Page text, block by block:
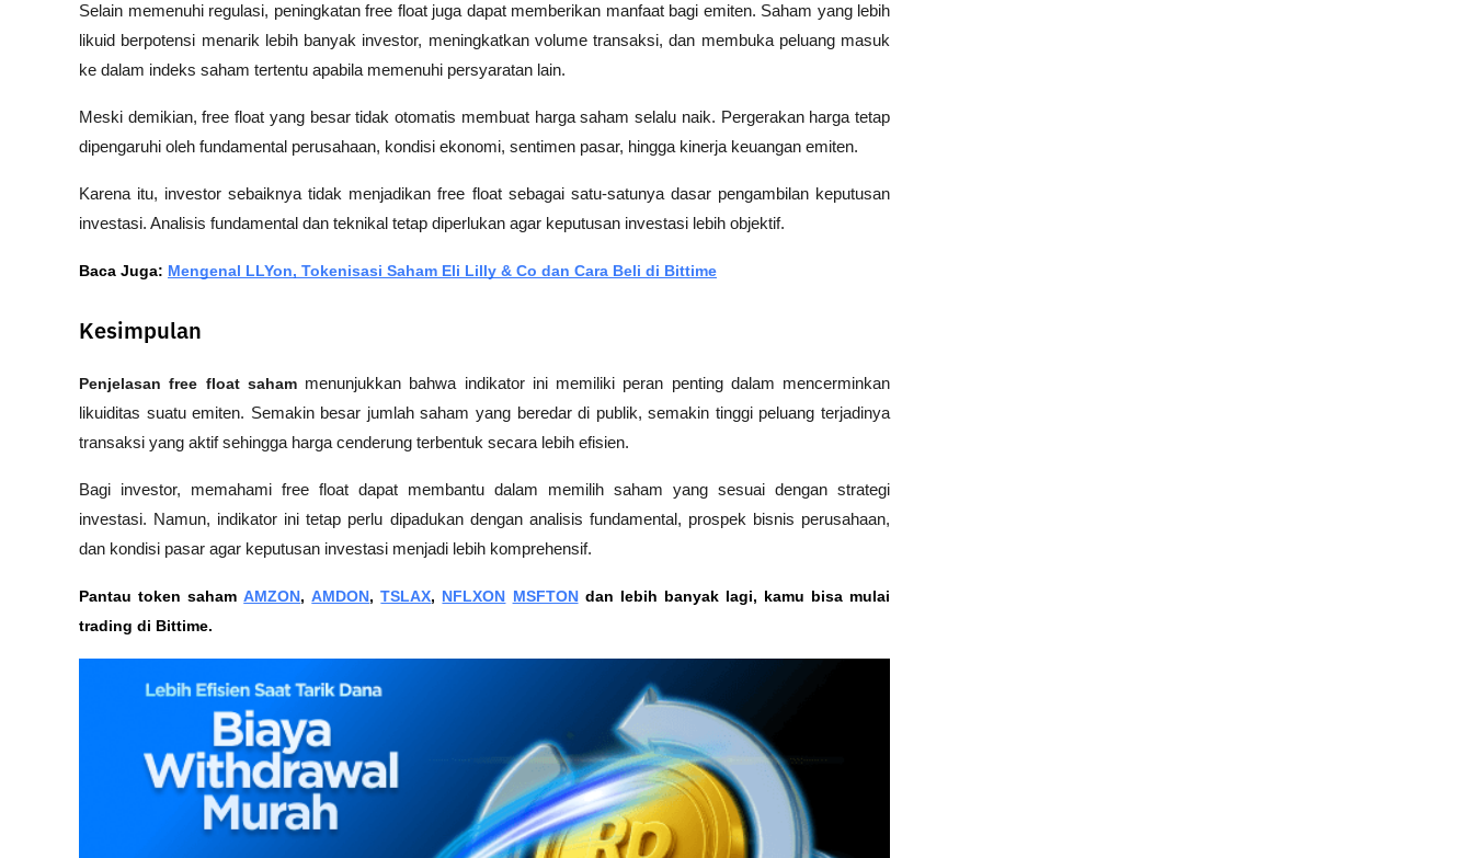
Selain memenuhi regulasi, peningkatan free float juga dapat memberikan manfaat bagi emiten. Saham yang lebih
likuid berpotensi menarik lebih banyak investor, meningkatkan volume transaksi, dan membuka peluang masuk
ke dalam indeks saham tertentu apabila memenuhi persyaratan lain.
Meski demikian, free float yang besar tidak otomatis membuat harga saham selalu naik. Pergerakan harga tetap
dipengaruhi oleh fundamental perusahaan, kondisi ekonomi, sentimen pasar, hingga kinerja keuangan emiten.
Karena itu, investor sebaiknya tidak menjadikan free float sebagai satu-satunya dasar pengambilan keputusan
investasi. Analisis fundamental dan teknikal tetap diperlukan agar keputusan investasi lebih objektif.
Baca Juga: Mengenal LLYon, Tokenisasi Saham Eli Lilly & Co dan Cara Beli di Bittime
Kesimpulan
Penjelasan free float saham menunjukkan bahwa indikator ini memiliki peran penting dalam mencerminkan
likuiditas suatu emiten. Semakin besar jumlah saham yang beredar di publik, semakin tinggi peluang terjadinya
transaksi yang aktif sehingga harga cenderung terbentuk secara lebih efisien.
Bagi investor, memahami free float dapat membantu dalam memilih saham yang sesuai dengan strategi
investasi. Namun, indikator ini tetap perlu dipadukan dengan analisis fundamental, prospek bisnis perusahaan,
dan kondisi pasar agar keputusan investasi menjadi lebih komprehensif.
Pantau token saham AMZON, AMDON, TSLAX, NFLXON MSFTON dan lebih banyak lagi, kamu bisa mulai
trading di Bittime.